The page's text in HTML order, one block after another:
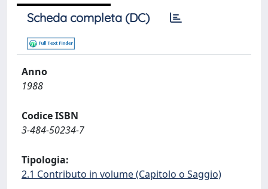
Scheda completa (DC)
Anno
1988
Codice ISBN
3-484-50234-7
Tipologia:
2.1 Contributo in volume (Capitolo o Saggio)